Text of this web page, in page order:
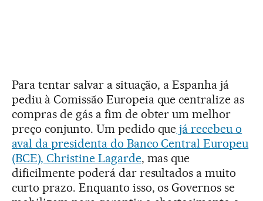
Para tentar salvar a situação, a Espanha já
pediu à Comissão Europeia que centralize as
compras de gás a fim de obter um melhor
preço conjunto. Um pedido que já recebeu o
aval da presidenta do Banco Central Europeu
(BCE), Christine Lagarde, mas que
dificilmente poderá dar resultados a muito
curto prazo. Enquanto isso, os Governos se